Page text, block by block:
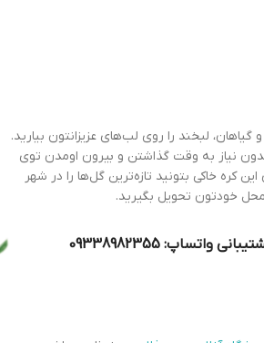
گیاهان، لبخند را روی لب‌های عزیزانتون بیارید.
نیاز به وقت گذاشتن و بیرون اومدن توی
کره خاکی بتونید تازه‌ترین گل‌ها را در شهر
خودتون تحویل بگیرید.